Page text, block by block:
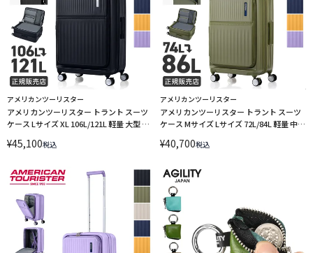
アメリカンツーリスター
アメリカンツーリスター トラント スーツ
ケース Lサイズ XL 106L/121L 軽量 大型 大
ープン ストッパー 4輪 双輪 キャリーケー
09003
¥45,100税込
アメリカンツーリスター
アメリカンツーリスター トラント スーツ
ケース Mサイズ Lサイズ 72L/84L 軽量 中型
ー 4輪 双輪 キャリーケース
¥40,700税込